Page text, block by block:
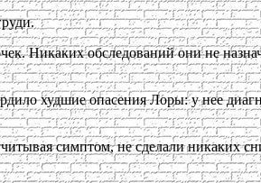
Никаких обследований они не
худшие опасения Лоры: у нее
симптом, не сделали никаких